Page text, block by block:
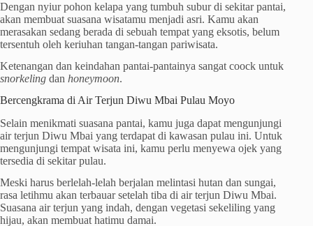
Dengan nyiur pohon kelapa yang tumbuh subur di sekitar pantai,
akan membuat suasana wisatamu menjadi asri. Kamu akan
merasakan sedang berada di sebuah tempat yang eksotis, belum
tersentuh oleh keriuhan tangan-tangan pariwisata.
Ketenangan dan keindahan pantai-pantainya sangat coock untuk
snorkeling dan honeymoon.
Bercengkrama di Air Terjun Diwu Mbai Pulau Moyo
Selain menikmati suasana pantai, kamu juga dapat mengunjungi
air terjun Diwu Mbai yang terdapat di kawasan pulau ini. Untuk
mengunjungi tempat wisata ini, kamu perlu menyewa ojek yang
tersedia di sekitar pulau.
Meski harus berlelah-lelah berjalan melintasi hutan dan sungai,
rasa letihmu akan terbauar setelah tiba di air terjun Diwu Mbai.
Suasana air terjun yang indah, dengan vegetasi sekeliling yang
hijau, akan membuat hatimu damai.